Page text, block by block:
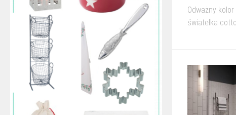
Odważny
światełka